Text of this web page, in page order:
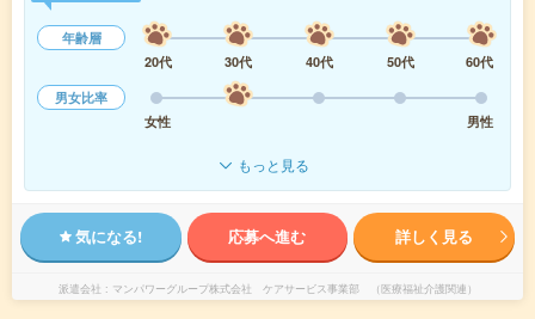
年齢層
20代
30代 40代 50代
60代
男女比率
女性
男性
もっと見る
気になる! 応募へ進む 詳しく見る
派遣会社 マンパワーグループ株式会社 ケアサービス事業部 （医療福祉介護関連）